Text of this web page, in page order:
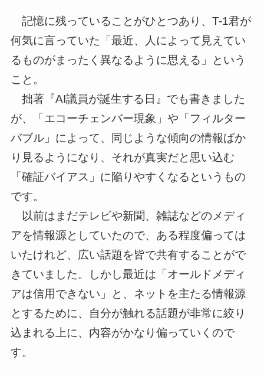
記憶に残っていることがひとつあり、T-1君が
何気に言っていた「最近、人によって見えてい
るものがまったく異なるように思える」という
こと。
拙著『AI議員が誕生する日』でも書きました
が、「エコーチェンバー現象」や「フィルター
バブル」によって、同じような傾向の情報ばか
り見るようになり、それが真実だと思い込む
「確証バイアス」に陥りやすくなるというもの
です。
以前はまだテレビや新聞、雑誌などのメディ
アを情報源としていたので、ある程度偏っては
いたけれど、広い話題を皆で共有することがで
きていました。しかし最近は「オールドメディ
アは信用できない」と、ネットを主たる情報源
とするために、自分が触れる話題が非常に絞り
込まれる上に、内容がかなり偏っていくので
す。